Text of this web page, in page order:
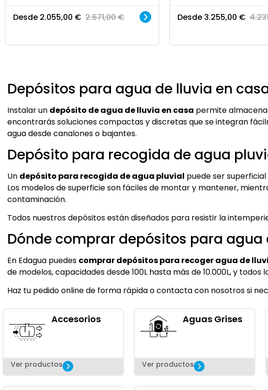
Desde 2.055,00 € 2.671,00€ Desde 3.255,00 €
Depósitos para agua de lluvia en
Instalar un depósito de agua de lluvia en casa permite
encontrarás soluciones compactas y discretas que se integran
agua desde canalones o bajantes.
Depósito para recogida de agua
Un depósito para recogida de agua pluvial puede ser
Los modelos de superficie son fáciles de montar y mantener,
contaminación.
Todos nuestros depósitos están diseñados para resistir la
Dónde comprar depósitos para
En Edagua puedes comprar depósitos para recoger agua de
de modelos, capacidades desde 100L hasta más de 10.000L, y
Haz tu pedido online de forma rápida o contacta con nosotros si
Accesorios
Ver productos
Aguas Grises
Ver productos